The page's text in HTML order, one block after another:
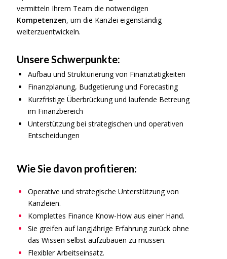
vermitteln Ihrem Team die notwendigen
Kompetenzen, um die Kanzlei eigenständig
weiterzuentwickeln.
Unsere Schwerpunkte:
Aufbau und Strukturierung von Finanztätigkeiten
Finanzplanung, Budgetierung und Forecasting
Kurzfristige Überbrückung und laufende Betreung
im Finanzbereich
Unterstützung bei strategischen und operativen
Entscheidungen
Wie Sie davon profitieren:
Operative und strategische Unterstützung von
Kanzleien.
Komplettes Finance Know-How aus einer Hand.
Sie greifen auf langjährige Erfahrung zurück ohne
das Wissen selbst aufzubauen zu müssen.
Flexibler Arbeitseinsatz.